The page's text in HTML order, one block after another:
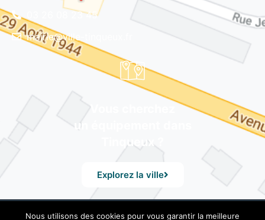
03 26 08 23 45
mairie@ville-tinqueux.fr
Vous cherchez
un équipement dans
Tinqueux ?
Explorez la ville
Nous utilisons des cookies pour vous garantir la meilleure